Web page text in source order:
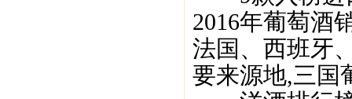
2016年葡萄酒
法国、西班牙
要来源地,三国